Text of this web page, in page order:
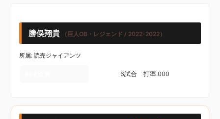
勝俣翔貴 （巨人OB・レジェンド / 2022-2022）
所属: 読売ジャイアンツ
6試合 打率.000